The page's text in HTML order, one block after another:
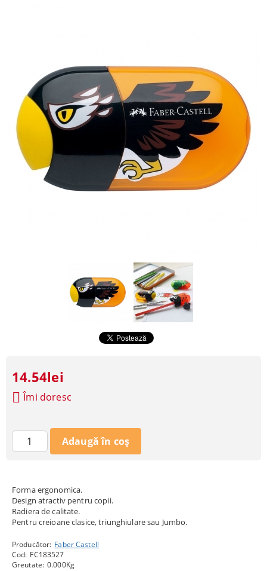
Forma ergonomica.
Design atractiv pentru copii.
Radiera de calitate.
Pentru creioane clasice, triunghiulare sau Jumbo.
Producător: Faber Castell
Cod: FC183527
Greutate: 0.000Kg
14.54lei
Îmi doresc